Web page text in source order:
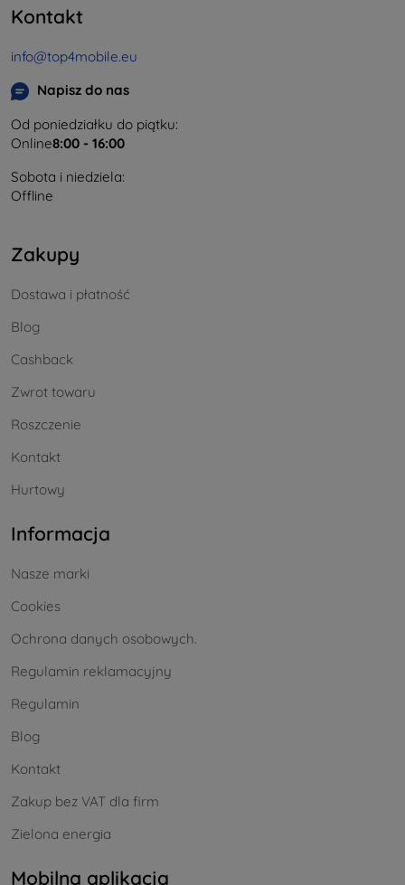
Kontakt
info@top4mobile.eu
Napisz do nas
Od poniedziałku do piątku:
Online8:00 - 16:00
Sobota i niedziela:
Offline
Zakupy
Dostawa i płatność
Blog
Cashback
Zwrot towaru
Roszczenie
Kontakt
Hurtowy
Informacja
Nasze marki
Cookies
Ochrona danych osobowych.
Regulamin reklamacyjny
Regulamin
Blog
Kontakt
Zakup bez VAT dla firm
Zielona energia
Mobilna aplikacja